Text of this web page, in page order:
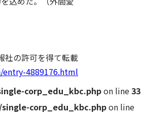
社の許可を得て転載
4889176.html
corp_edu_kbc.phpon line33
corp_edu_kbc.phpon line